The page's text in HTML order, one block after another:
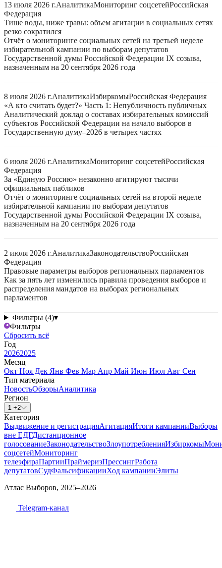
13 июля 2026 г.АналитикаМониторинг соцсетейРоссийская
Федерация
Тише воды, ниже травы: объем агитации в социальных сетях
резко сократился
Отчёт о мониторинге социальных сетей на третьей неделе
избирательной кампании по выборам депутатов
Государственной думы Российской Федерации IX созыва,
назначенным на 20 сентября 2026 года
8 июля 2026 г.АналитикаИзбиркомыРоссийская Федерация
«А кто считать будет?» Часть 1: Непубличность публичных
Аналитический доклад о составах избирательных комиссий
субъектов Российской Федерации на начало выборов в
Государственную думу–2026 в четырех частях
6 июля 2026 г.АналитикаМониторинг соцсетейРоссийская
Федерация
За «Единую Россию» незаконно агитируют тысячи
официальных пабликов
Отчёт о мониторинге социальных сетей на второй неделе
избирательной кампании по выборам депутатов
Государственной думы Российской Федерации IX созыва,
назначенным на 20 сентября 2026 года
2 июля 2026 г.АналитикаЗаконодательствоРоссийская
Федерация
Правовые параметры выборов региональных парламентов
Как за пять лет изменились правила проведения выборов и
распределения мандатов на выборах региональных
парламентов
Фильтры (4)▾
Фильтры
Сбросить всё
Год
20262025
Месяц
Окт Ноя Дек Янв Фев Мар Апр Май Июн Июл Авг Сен
Тип материала
НовостьОбзорыАналитика
Регион
1 +2
Категория
Выдвижение и регистрацияАгитацияИтоги кампанииВыборы
вне ЕДГДистанционное
голосованиеЗаконодательствоЗлоупотребленияИзбиркомы
соцсетейМониторинг
телеэфираПартииПраймеризПрессингРабота
депутатовСудФальсификацииХод кампанииЭлиты
Атлас Выборов, 2025–2026
Telegram-канал